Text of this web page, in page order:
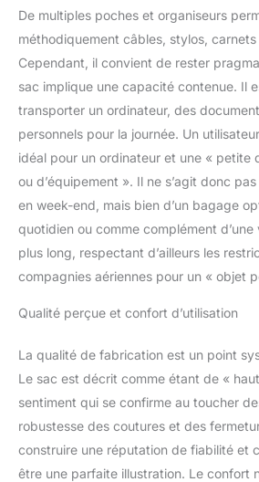
De multiples poches et organiseurs
méthodiquement câbles, stylos,
Cependant, il convient de rester
sac implique une capacité contenue. Il
transporter un ordinateur, des
personnels pour la journée. Un
idéal pour un ordinateur et une « petite
ou d’équipement ». Il ne s’agit donc
en week-end, mais bien d’un bagage
quotidien ou comme complément
plus long, respectant d’ailleurs les
compagnies aériennes pour un « objet
Qualité perçue et confort d’utilisation
La qualité de fabrication est un point
Le sac est décrit comme étant de «
sentiment qui se confirme au toucher
robustesse des coutures et des
construire une réputation de fiabilité et
être une parfaite illustration. Le confort